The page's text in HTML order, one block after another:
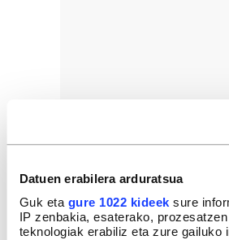
Datuen erabilera arduratsua
Guk eta gure 1022 kideek sure
IP zenbakia, esaterako,
teknologiak erabiliz eta zure gailuko